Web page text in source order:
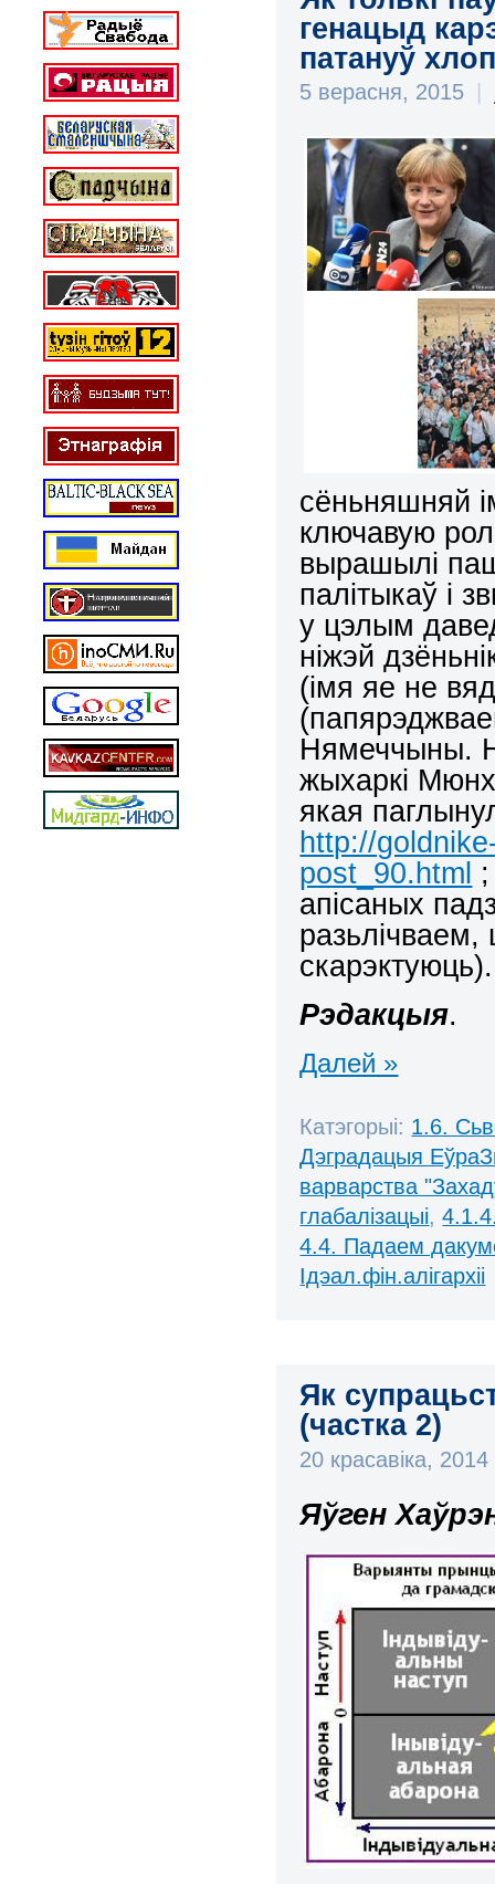
генацыд
патануў
5 верасня, 2015
сёньняшняй
ключавую
вырашылі
палітыкаў і
у цэлым
ніжэй
(імя яе не
Нямеччыны.
жыхаркі
якая
http://
post_90.html
апісаных
скарэктуюць).
Рэдакцыя.
Далей »
Катэгорыі: 1.6.
Дэградацыя
варварства
глабалізацыі,
4.4. Падаем
Ідэал.фін.алігархіі
Як
(частка 2)
20 красавіка, 2014
Яўген